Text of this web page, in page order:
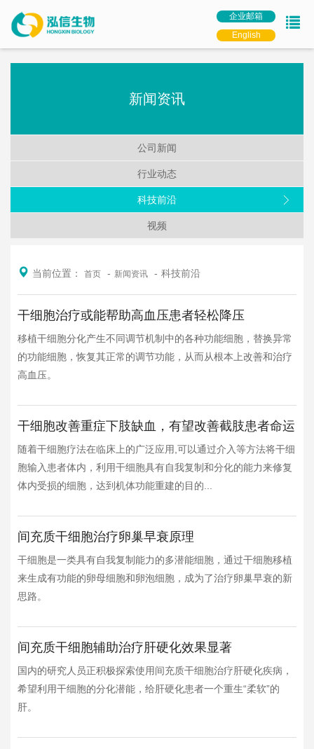
企业邮箱
English
新闻资讯
公司新闻
行业动态
科技前沿
视频
当前位置： 首页 新闻资讯 科技前沿
干细胞治疗或能帮助高血压患者轻松降压
移植干细胞分化产生不同调节机制中的各种功能细胞，替换异常
的功能细胞，恢复其正常的调节功能，从而从根本上改善和治疗
高血压。
干细胞改善重症下肢缺血，有望改善截肢患者命运
随着干细胞疗法在临床上的广泛应用,可以通过介入等方法将干细
胞输入患者体内，利用干细胞具有自我复制和分化的能力来修复
体内受损的细胞，达到机体功能重建的目的...
间充质干细胞治疗卵巢早衰原理
干细胞是一类具有自我复制能力的多潜能细胞，通过干细胞移植
来生成有功能的卵母细胞和卵泡细胞，成为了治疗卵巢早衰的新
思路。
间充质干细胞辅助治疗肝硬化效果显著
国内的研究人员正积极探索使用间充质干细胞治疗肝硬化疾病，
希望利用干细胞的分化潜能，给肝硬化患者一个重生“柔软”的
肝。